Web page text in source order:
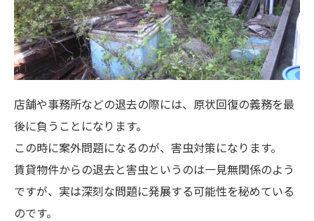
店舗や事務所などの退去の際には、原状回復の義務を最
後に負うことになります。
この時に案外問題になるのが、害虫対策になります。
賃貸物件からの退去と害虫というのは一見無関係のよう
ですが、実は深刻な問題に発展する可能性を秘めている
のです。